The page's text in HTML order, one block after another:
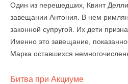
Один из перешедших, Квинт
завещании Антония. В нем
законной супругой. Их дети
Именно это завещание,
Марка оставшихся
Битва при Акциуме